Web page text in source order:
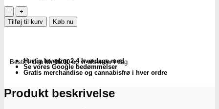
Aqua
Master
|
Meter
-
EC,
CF,
Tilføj til kurv Køb nu
Bestil indenkl. 16.00og vi afsender i dag
Hurtig levering 2-4 hverdage med
Se vores Google bedømmelser
Gratis merchandise og cannabisfrø i hver ordre
Produkt beskrivelse